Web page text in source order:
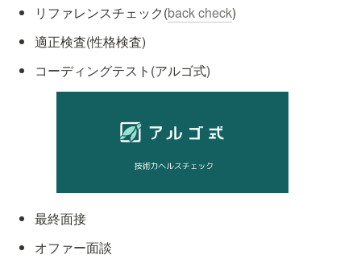
リファレンスチェック(back check)
適正検査(性格検査)
コーディングテスト(アルゴ式)
最終面接
オファー面談